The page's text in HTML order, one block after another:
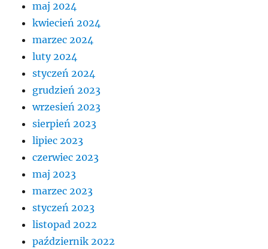
maj 2024
kwiecień 2024
marzec 2024
luty 2024
styczeń 2024
grudzień 2023
wrzesień 2023
sierpień 2023
lipiec 2023
czerwiec 2023
maj 2023
marzec 2023
styczeń 2023
listopad 2022
październik 2022